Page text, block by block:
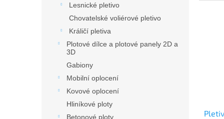
Lesnické pletivo
Chovatelské voliérové pletivo
Králičí pletiva
Plotové dílce a plotové panely 2D a
3D
Gabiony
Mobilní oplocení
Kovové oplocení
Hliníkové ploty
Betonové ploty